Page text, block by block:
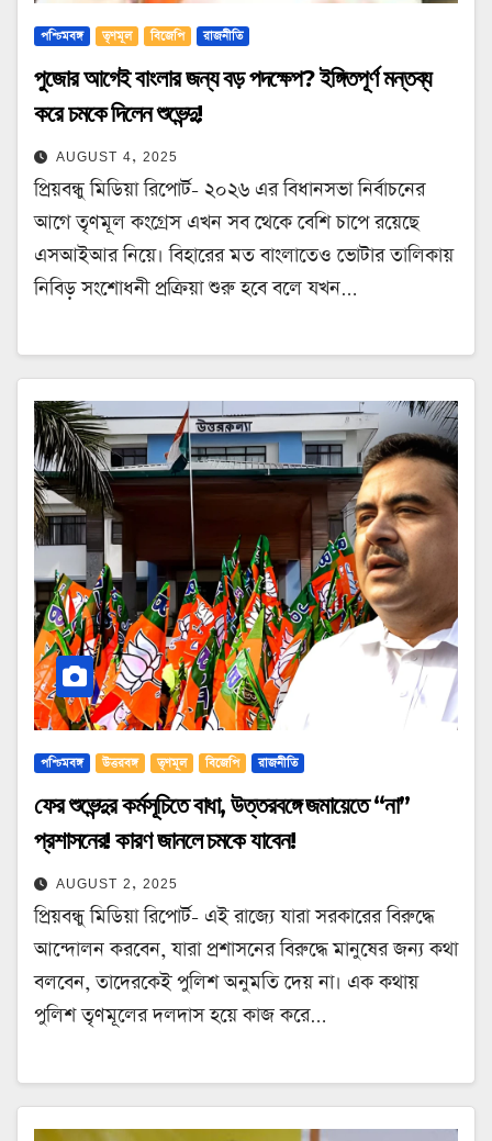
পশ্চিমবঙ্গ তৃণমূল বিজেপি রাজনীতি
পুজোর আগেই বাংলার জন্য বড় পদক্ষেপ? ইঙ্গিতপূর্ণ মন্তব্য
করে চমকে দিলেন শুভেন্দু!
AUGUST 4, 2025
প্রিয়বন্ধু মিডিয়া রিপোর্ট- ২০২৬ এর বিধানসভা নির্বাচনের
আগে তৃণমূল কংগ্রেস এখন সব থেকে বেশি চাপে রয়েছে
এসআইআর নিয়ে। বিহারের মত বাংলাতেও ভোটার তালিকায়
নিবিড় সংশোধনী প্রক্রিয়া শুরু হবে বলে যখন…
পশ্চিমবঙ্গ উত্তরবঙ্গ তৃণমূল বিজেপি রাজনীতি
ফের শুভেন্দুর কর্মসূচিতে বাধা, উত্তরবঙ্গে জমায়েতে “না”
প্রশাসনের! কারণ জানলে চমকে যাবেন!
AUGUST 2, 2025
প্রিয়বন্ধু মিডিয়া রিপোর্ট- এই রাজ্যে যারা সরকারের বিরুদ্ধে
আন্দোলন করবেন, যারা প্রশাসনের বিরুদ্ধে মানুষের জন্য কথা
বলবেন, তাদেরকেই পুলিশ অনুমতি দেয় না। এক কথায়
পুলিশ তৃণমূলের দলদাস হয়ে কাজ করে…